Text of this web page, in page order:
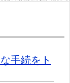
手続をト